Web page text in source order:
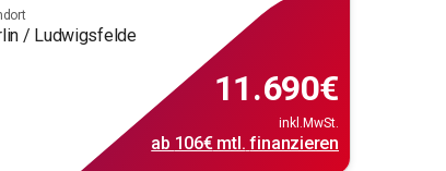
/ Ludwigsfelde
11.690€
inkl.MwSt.
ab 106€mtl. finanzieren